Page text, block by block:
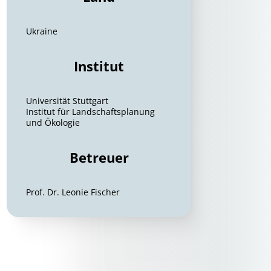
Ukraine
Institut
Universität Stuttgart
Institut für Landschaftsplanung
und Ökologie
Betreuer
Prof. Dr. Leonie Fischer